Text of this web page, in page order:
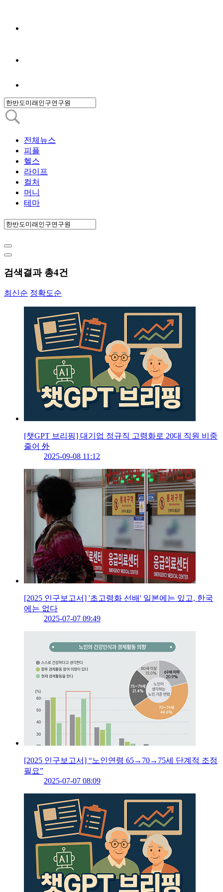
전체뉴스
피플
헬스
라이프
컬처
머니
테마
검색결과 총4건
최신순 정확도순
[챗GPT 브리핑] 대기업 정규직 고령화로 20대 직원 비중
줄어 外
2025-09-08 11:12
[2025 인구보고서] '초고령화 선배' 일본에는 있고, 한국
에는 없다
2025-07-07 09:49
[2025 인구보고서] “노인연령 65→70→75세 단계적 조정
필요”
2025-07-07 08:09